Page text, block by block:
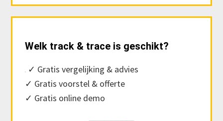
Welk track & trace is geschikt?
✓ Gratis vergelijking & advies
✓ Gratis voorstel & offerte
✓ Gratis online demo